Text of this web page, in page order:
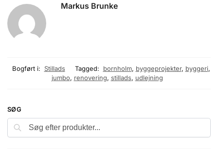
Markus Brunke
Bogført i: Stillads Tagged: bornholm, byggeprojekter, byggeri,
jumbo, renovering, stillads, udlejning
SØG